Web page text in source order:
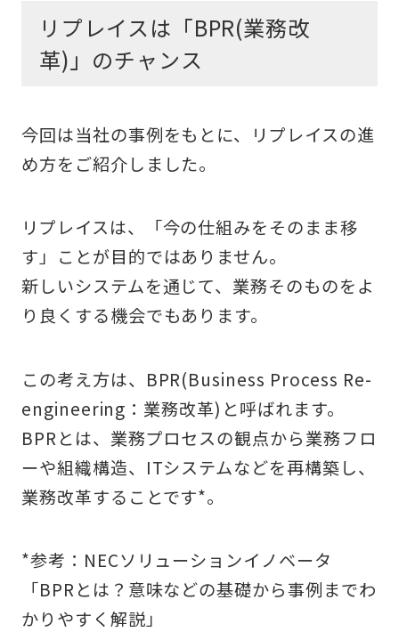
リプレイスは「BPR(業務改
革)」のチャンス
今回は当社の事例をもとに、リプレイスの進
め方をご紹介しました。
リプレイスは、「今の仕組みをそのまま移
す」ことが目的ではありません。
新しいシステムを通じて、業務そのものをよ
り良くする機会でもあります。
この考え方は、BPR(Business Process Re-
engineering：業務改革)と呼ばれます。
BPRとは、業務プロセスの観点から業務フロ
ーや組織構造、ITシステムなどを再構築し、
業務改革することです*。
*参考： NECソリューションイノベータ
「BPRとは？意味などの基礎から事例までわ
かりやすく解説」